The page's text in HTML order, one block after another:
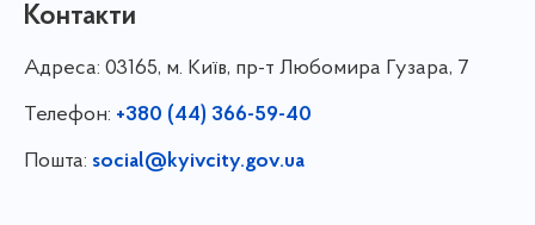
Контакти
Адреса: 03165, м. Київ, пр-т Любомира Гузара, 7
Телефон: +380 (44) 366-59-40
Пошта: social@kyivcity.gov.ua